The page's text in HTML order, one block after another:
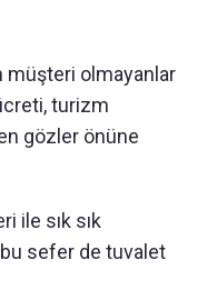
müşteri olmayanlar
turizm
gözler önüne
ile sık sık
sefer de tuvalet